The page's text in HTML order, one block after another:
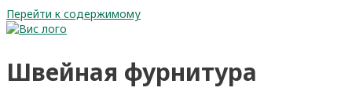
Перейти к содержимому
Швейная фурнитура